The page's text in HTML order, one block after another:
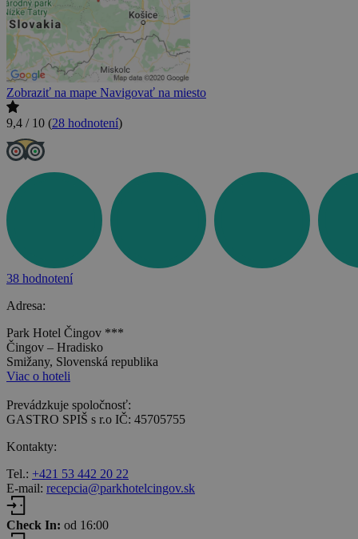
Zobraziť na mape Navigovať na miesto
9,4 / 10 (28 hodnotení)
38 hodnotení
Adresa:
Park Hotel Čingov ***
Čingov – Hradisko
Smižany, Slovenská republika
Viac o hoteli
Prevádzkuje spoločnosť:
GASTRO SPIŠ s r.o IČ: 45705755
Kontakty:
Tel.: +421 53 442 20 22
E-mail: recepcia@parkhotelcingov.sk
Check In: od 16:00